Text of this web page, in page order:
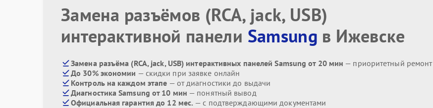
Замена разъёмов (RCA, jack, USB)
интерактивной панели Samsung в Ижевске
Замена разъёма (RCA, jack, USB) интерактивных панелей Samsung от 20 мин — приоритетный ремонт
До 30% экономии — скидки при заявке онлайн
Контроль на каждом этапе — от диагностики до выдачи
Диагностика Samsung от 10 мин — понятный вывод
Официальная гарантия до 12 мес. — с подтверждающими документами